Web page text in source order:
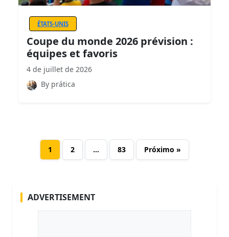
ÉTATS-UNIS
Coupe du monde 2026 prévision :
équipes et favoris
4 de juillet de 2026
By prática
1 2 … 83 Próximo »
ADVERTISEMENT